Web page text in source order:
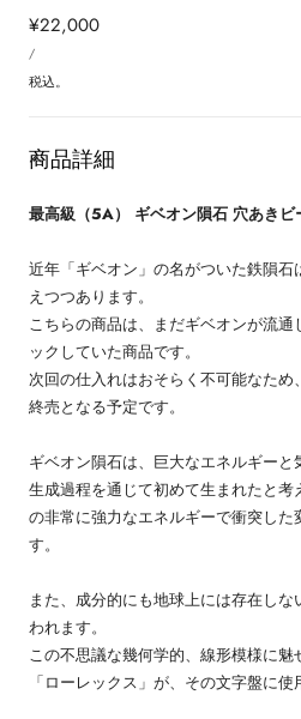
通
常
価
¥22,000
単
価/あ
り
税込。
商品詳細
最高級（5A） ギベオン隕石 穴あき
近年「ギベオン」の名がついた鉄隕
えつつあります。
こちらの商品は、まだギベオンが流通
ックしていた商品です。
次回の仕入れはおそらく不可能なため
終売となる予定です。
ギベオン隕石は、巨大なエネルギー
生成過程を通じて初めて生まれたと
の非常に強力なエネルギーで衝突した
す。
また、成分的にも地球上には存在し
われます。
この不思議な幾何学的、線形模様に
「ローレックス」が、その文字盤に使